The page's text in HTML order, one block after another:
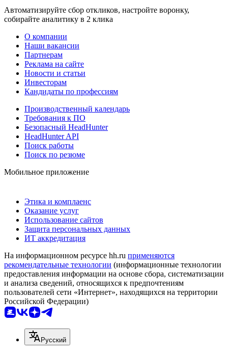
Автоматизируйте сбор откликов, настройте воронку,
собирайте аналитику в 2 клика
О компании
Наши вакансии
Партнерам
Реклама на сайте
Новости и статьи
Инвесторам
Кандидаты по профессиям
Производственный календарь
Требования к ПО
Безопасный HeadHunter
HeadHunter API
Поиск работы
Поиск по резюме
Мобильное приложение
Этика и комплаенс
Оказание услуг
Использование сайтов
Защита персональных данных
ИТ аккредитация
На информационном ресурсе hh.ru применяются
рекомендательные технологии (информационные технологии
предоставления информации на основе сбора, систематизации
и анализа сведений, относящихся к предпочтениям
пользователей сети «Интернет», находящихся на территории
Российской Федерации)
Русский